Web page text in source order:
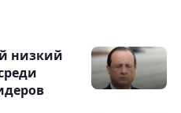
низкий